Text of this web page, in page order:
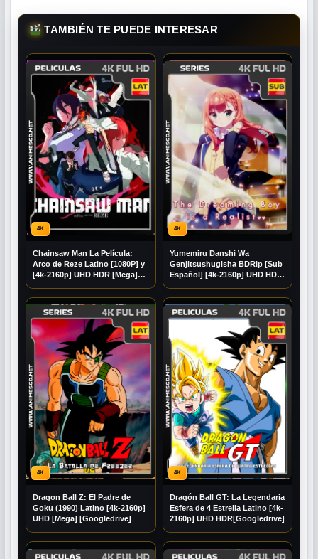
TAMBIÉN TE PUEDE INTERESAR
4K
Chainsaw Man La Película:
Arco de Reze Latino [1080P] y
[4k-2160p] UHD HDR [Mega]
4K
Yumemiru Danshi Wa
Genjitsushugisha BDRip [Sub
Español] [4k-2160p] UHD HDR
4K
Dragon Ball Z: El Padre de
Goku (1990) Latino [4k-2160p]
UHD [Mega] [Googledrive]
4K
Dragón Ball GT: La Legendaria
Esfera de 4 Estrella Latino [4k-
2160p] UHD HDR[Googledrive]